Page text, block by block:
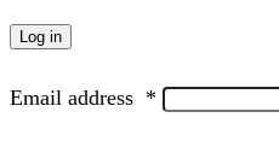
Log in
Email address *